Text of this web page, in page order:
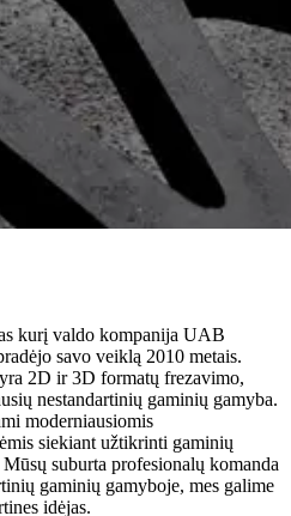
kurį valdo kompanija UAB
savo veiklą 2010 metais.
2D ir 3D formatų frezavimo,
nestandartinių gaminių gamyba.
moderniausiomis
siekiant užtikrinti gaminių
suburta profesionalų komanda
gaminių gamyboje, mes galime
idėjas.